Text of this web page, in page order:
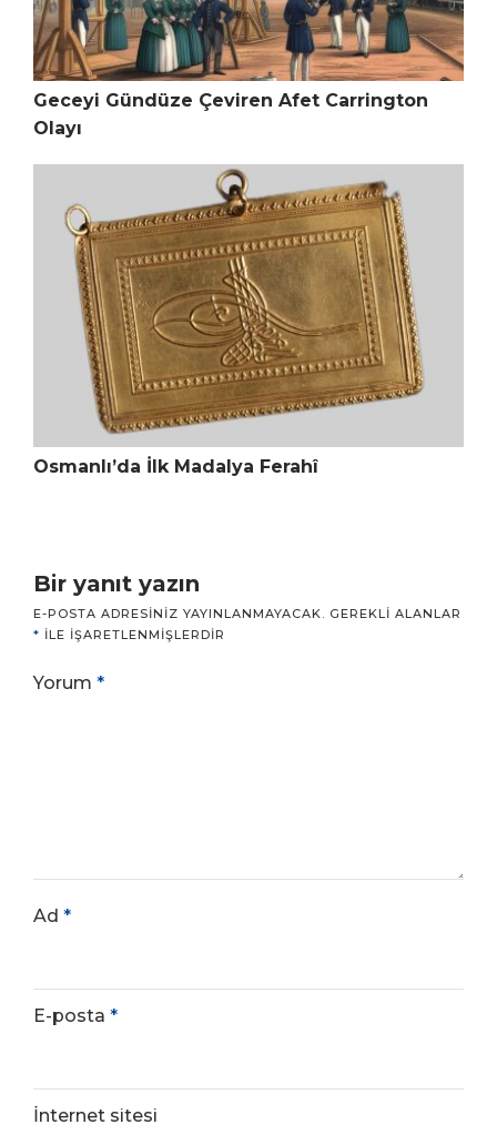
Geceyi Gündüze Çeviren Afet Carrington
Olayı
Osmanlı’da İlk Madalya Ferahî
Bir yanıt yazın
E-POSTA ADRESINIZ YAYINLANMAYACAK.
GEREKLI ALANLAR
* ILE IŞARETLENMIŞLERDIR
Yorum *
Ad *
E-posta *
İnternet sitesi